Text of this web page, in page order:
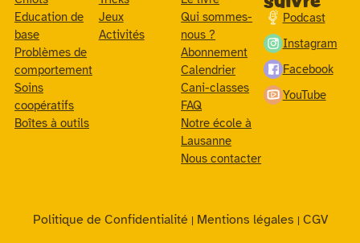
Education de
base
Problèmes de
comportement
Soins
coopératifs
Boîtes à outils
Jeux
Activités
Qui sommes-
nous ?
Abonnement
Calendrier
Cani-classes
FAQ
Notre école à
Lausanne
Nous contacter
Podcast
Instagram
Facebook
YouTube
Politique de Confidentialité| Mentions légales | CGV